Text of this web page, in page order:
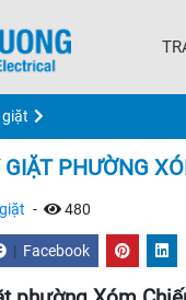
PHƯỜNG
- 480
| Facebook